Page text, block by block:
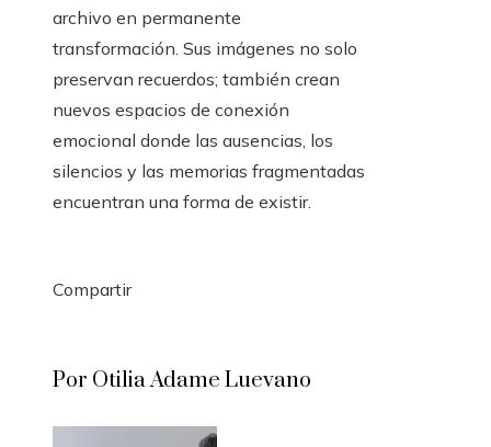
archivo en permanente
transformación. Sus imágenes no solo
preservan recuerdos; también crean
nuevos espacios de conexión
emocional donde las ausencias, los
silencios y las memorias fragmentadas
encuentran una forma de existir.
Compartir
Por Otilia Adame Luevano